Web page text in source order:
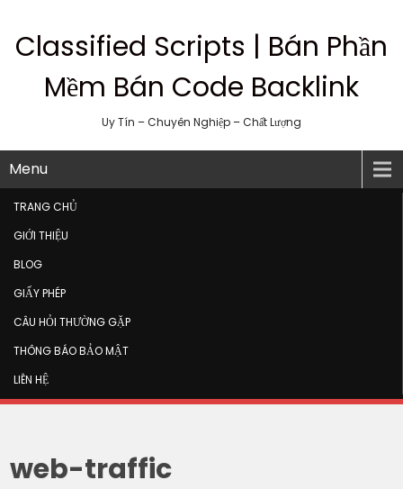
Classified Scripts | Bán Phần
Mềm Bán Code Backlink
Uy Tín – Chuyên Nghiệp – Chất Lượng
Menu
TRANG CHỦ
GIỚI THIỆU
BLOG
GIẤY PHÉP
CÂU HỎI THƯỜNG GẶP
THÔNG BÁO BẢO MẬT
LIÊN HỆ
web-traffic